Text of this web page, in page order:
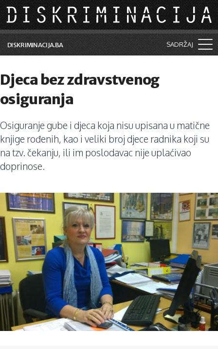
Skip to main content
DISKRIMINACIJA.BA SADRŽAJ
Vijesti i događaji
Aktuelne teme
Kolumne
Lične priče
Saradnja sa medijima
Djeca bez zdravstvenog
osiguranja
Osiguranje gube i djeca koja nisu upisana u matične
knjige rođenih, kao i veliki broj djece radnika koji su
na tzv. čekanju, ili im poslodavac nije uplaćivao
doprinose.